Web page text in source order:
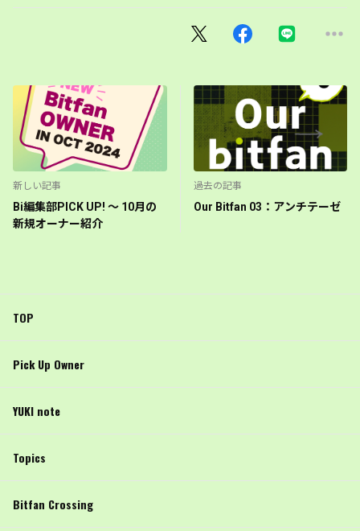
新しい記事
Bi編集部PICK UP! 〜 10月の
新規オーナー紹介
過去の記事
Our Bitfan 03：アンチテーゼ
TOP
Pick Up Owner
YUKI note
Topics
Bitfan Crossing